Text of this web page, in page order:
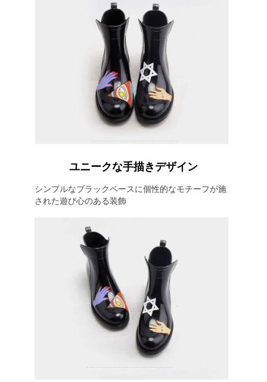
ユニークな手描きデザイン
シンプルなブラックベースに個性的なモチーフが施
された遊び心のある装飾